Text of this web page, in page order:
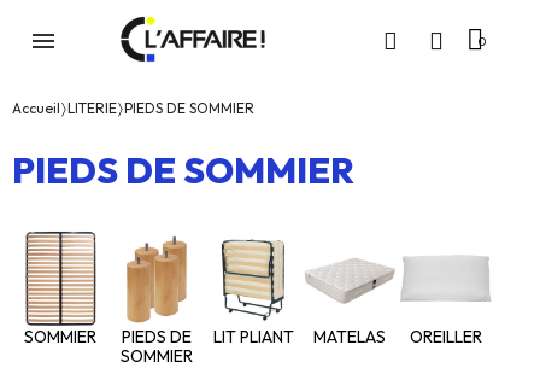
Accueil LITERIE PIEDS DE SOMMIER
PIEDS DE SOMMIER
SOMMIER
PIEDS DE
SOMMIER
LIT PLIANT MATELAS OREILLER